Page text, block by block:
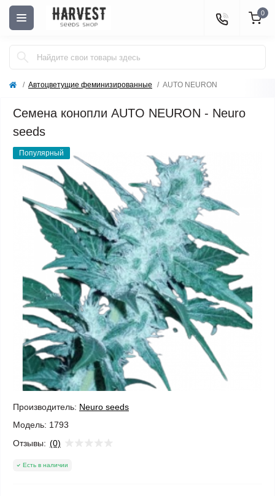
0
Автоцветущие феминизированные AUTO NEURON
Семена конопли AUTO NEURON - Neuro
seeds
Популярный
Производитель: Neuro seeds
Модель: 1793
Отзывы: (0)
Есть в наличии